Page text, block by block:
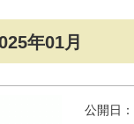
年01月
公開日